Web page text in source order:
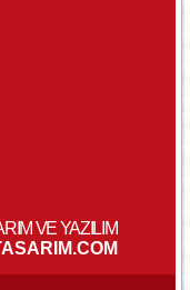
VE YAZILIM